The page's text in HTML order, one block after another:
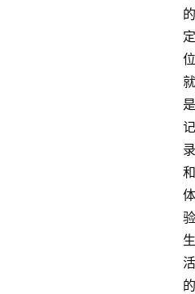
的
定
位
就
是
记
录
和
体
验
生
活
的